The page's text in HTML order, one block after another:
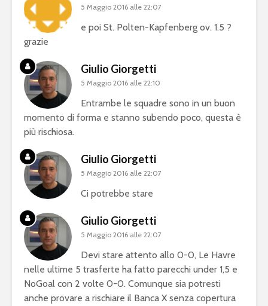
5 Maggio 2016 alle 22:07
e poi St. Polten-Kapfenberg ov. 1.5 ?
grazie
Giulio Giorgetti
5 Maggio 2016 alle 22:10
Entrambe le squadre sono in un buon
momento di forma e stanno subendo poco, questa è
più rischiosa.
Giulio Giorgetti
5 Maggio 2016 alle 22:07
Ci potrebbe stare
Giulio Giorgetti
5 Maggio 2016 alle 22:07
Devi stare attento allo 0-0, Le Havre
nelle ultime 5 trasferte ha fatto parecchi under 1,5 e
NoGoal con 2 volte 0-0. Comunque sia potresti
anche provare a rischiare il Banca X senza copertura